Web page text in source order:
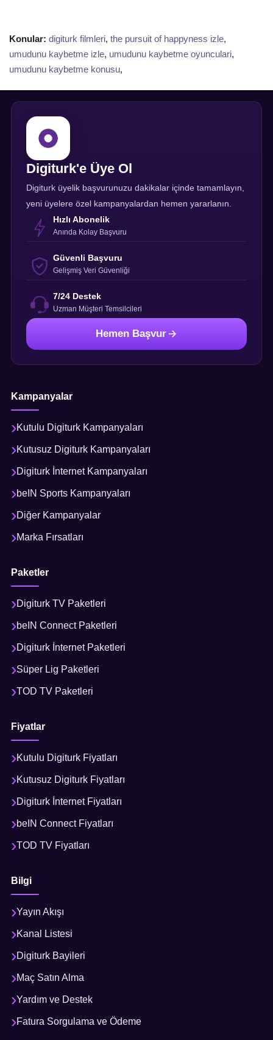
Konular: digiturk filmleri, the pursuit of happyness izle,
umudunu kaybetme izle, umudunu kaybetme oyunculari,
umudunu kaybetme konusu,
Digiturk'e Üye Ol
Digiturk üyelik başvurunuzu dakikalar içinde tamamlayın,
yeni üyelere özel kampanyalardan hemen yararlanın.
Hızlı Abonelik
Anında Kolay Başvuru
Güvenli Başvuru
Gelişmiş Veri Güvenliği
7/24 Destek
Uzman Müşteri Temsilcileri
Hemen Başvur
Kampanyalar
Kutulu Digiturk Kampanyaları
Kutusuz Digiturk Kampanyaları
Digiturk İnternet Kampanyaları
beIN Sports Kampanyaları
Diğer Kampanyalar
Marka Fırsatları
Paketler
Digiturk TV Paketleri
beIN Connect Paketleri
Digiturk İnternet Paketleri
Süper Lig Paketleri
TOD TV Paketleri
Fiyatlar
Kutulu Digiturk Fiyatları
Kutusuz Digiturk Fiyatları
Digiturk İnternet Fiyatları
beIN Connect Fiyatları
TOD TV Fiyatları
Bilgi
Yayın Akışı
Kanal Listesi
Digiturk Bayileri
Maç Satın Alma
Yardım ve Destek
Fatura Sorgulama ve Ödeme